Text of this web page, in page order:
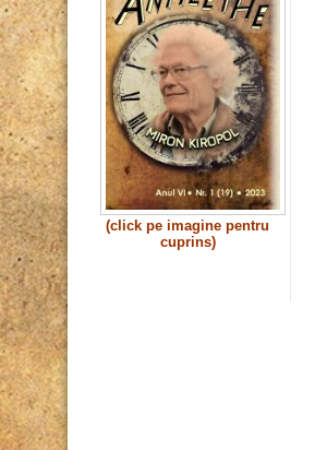
(click pe imagine pentru
cuprins)